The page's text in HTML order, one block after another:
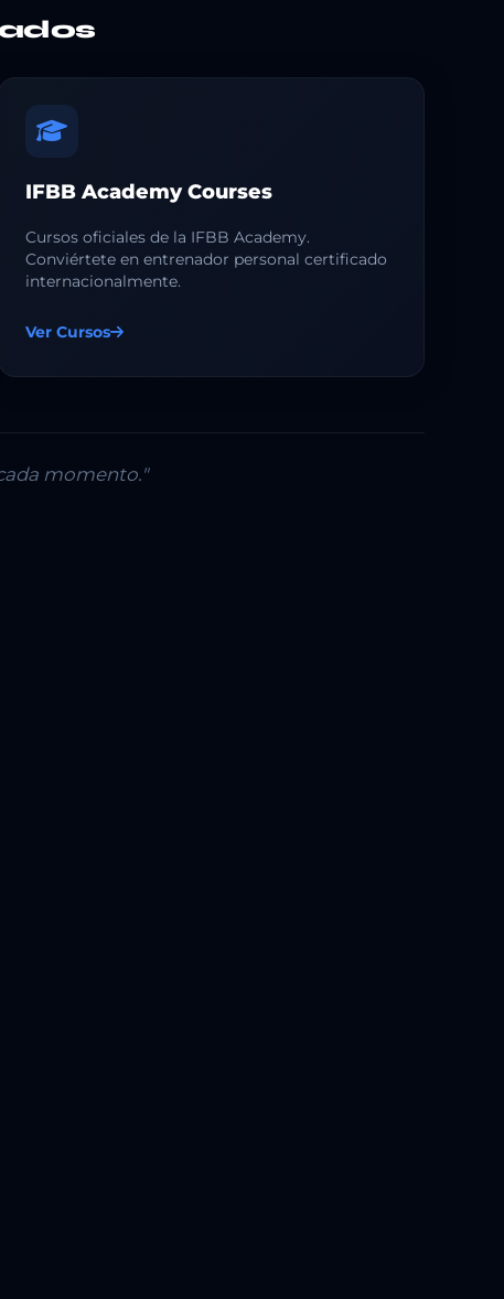
IFBB Academy Courses
Cursos oficiales de la IFBB Academy.
Conviértete en entrenador personal certificado
internacionalmente.
Ver Cursos
momento."